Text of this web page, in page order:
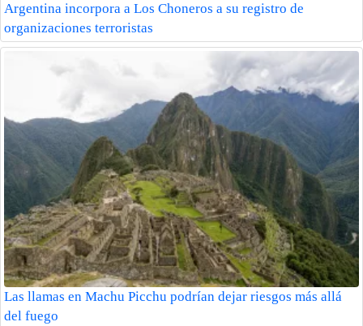
Argentina incorpora a Los Choneros a su registro de
organizaciones terroristas
Las llamas en Machu Picchu podrían dejar riesgos más allá
del fuego